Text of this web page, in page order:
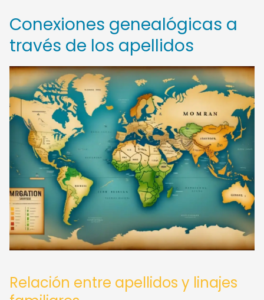
Conexiones genealógicas a
través de los apellidos
Relación entre apellidos y linajes